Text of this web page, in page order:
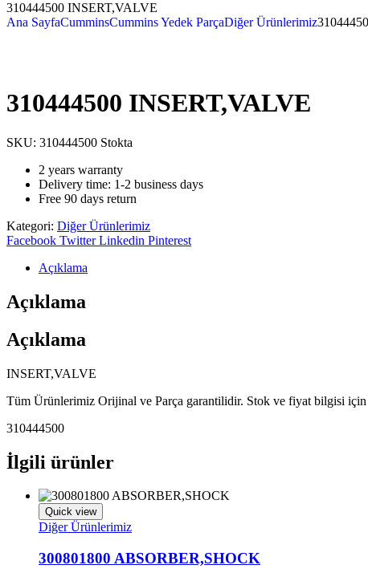
310444500 INSERT,VALVE
Ana SayfaCumminsCummins Yedek ParçaDiğer Ürünlerimiz
310444500 INSERT,VALVE
SKU: 310444500 Stokta
2 years warranty
Delivery time: 1-2 business days
Free 90 days return
Kategori: Diğer Ürünlerimiz
Facebook Twitter Linkedin Pinterest
Açıklama
Açıklama
Açıklama
INSERT,VALVE
Tüm Ürünlerimiz Orijinal ve Parça garantilidir. Stok ve fiyat bilgisi
310444500
İlgili ürünler
Quick view
Diğer Ürünlerimiz
300801800 ABSORBER,SHOCK